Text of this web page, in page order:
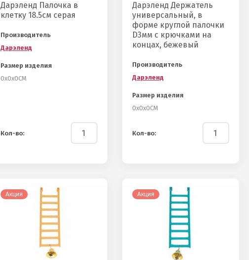
Дарэленд Палочка в
клетку 18.5см серая
Производитель
Дарэленд
Размер изделия
0х0х0СМ
Кол-во:
Дарэленд Держатель
универсальный, в
форме круглой палочки
D3мм с крючками на
концах, бежевый
Производитель
Дарэленд
Размер изделия
0х0х0СМ
Кол-во:
Акция Акция